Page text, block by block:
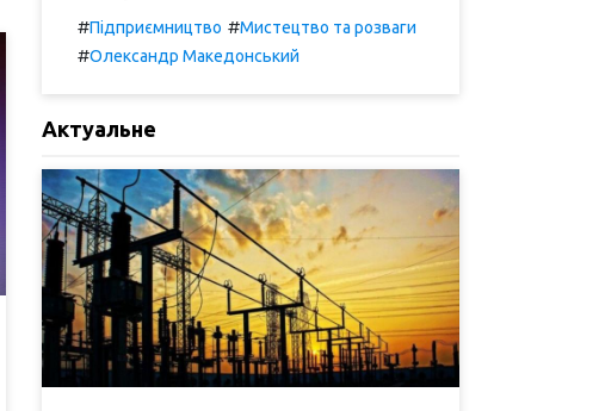
#Підприємництво #Мистецтво та розваги
#Олександр Македонський
Актуальне